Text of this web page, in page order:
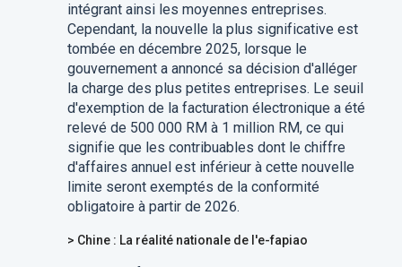
intégrant ainsi les moyennes entreprises.
Cependant, la nouvelle la plus significative est
tombée en décembre 2025, lorsque le
gouvernement a annoncé sa décision d'alléger
la charge des plus petites entreprises. Le seuil
d'exemption de la facturation électronique a été
relevé de 500 000 RM à 1 million RM, ce qui
signifie que les contribuables dont le chiffre
d'affaires annuel est inférieur à cette nouvelle
limite seront exemptés de la conformité
obligatoire à partir de 2026.
> Chine : La réalité nationale de l'e-fapiao